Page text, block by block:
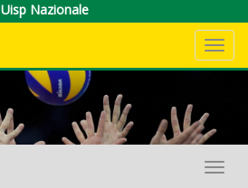
Uisp Nazionale